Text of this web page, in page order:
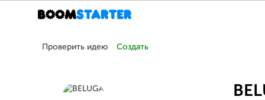
Проверить идею Создать